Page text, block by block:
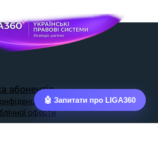
абонентів
оферти
🤖 Запитати про LIGA360